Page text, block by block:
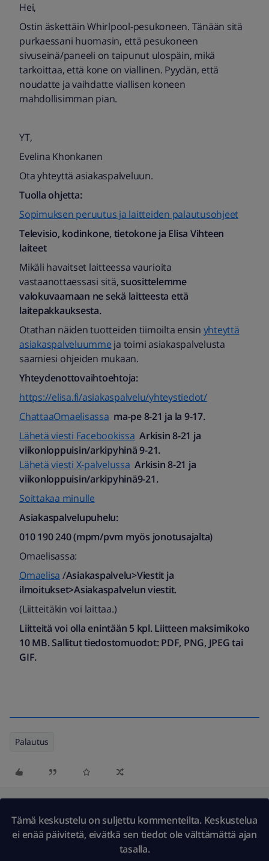
Hei,
Ostin äskettäin Whirlpool-pesukoneen. Tänään sitä
purkaessani huomasin, että pesukoneen
sivuseinä/paneeli on taipunut ulospäin, mikä
tarkoittaa, että kone on viallinen. Pyydän, että
noudatte ja vaihdatte viallisen koneen
mahdollisimman pian.
YT,
Evelina Khonkanen
Ota yhteyttä asiakaspalveluun.
Tuolla ohjetta:
Sopimuksen peruutus ja laitteiden palautusohjeet
Televisio, kodinkone, tietokone ja Elisa Vihteen
laiteet
Mikäli havaitset laitteessa vaurioita
vastaanottaessasi sitä,suosittelemme
valokuvaamaan ne sekä laitteesta että
laitepakkauksesta.
Otathan näiden tuotteiden tiimoilta ensin yhteyttä
asiakaspalveluumme ja toimi asiakaspalvelusta
saamiesi ohjeiden mukaan.
Yhteydenottovaihtoehtoja:
https://elisa.fi/asiakaspalvelu/yhteystiedot/
ChattaaOmaelisassa ma-pe 8-21 ja la 9-17.
Lähetä viesti Facebookissa Arkisin 8-21 ja
viikonloppuisin/arkipyhinä 9-21.
Lähetä viesti X-palvelussa Arkisin 8-21 ja
viikonloppuisin/arkipyhinä9-21.
Soittakaa minulle
Asiakaspalvelupuhelu:
010 190 240 (mpm/pvm myös jonotusajalta)​
Omaelisassa:
Omaelisa /Asiakaspalvelu>Viestit ja
ilmoitukset>Asiakaspalvelun viestit.
(Liitteitäkin voi laittaa.)
Liitteitä voi olla enintään 5 kpl. Liitteen maksimikoko
10 MB. Sallitut tiedostomuodot: PDF, PNG, JPEG tai
GIF.
Palautus
Tämä keskustelu on suljettu kommenteilta. Keskustelua
ei enää päivitetä, eivätkä sen tiedot ole välttämättä ajan
tasalla.